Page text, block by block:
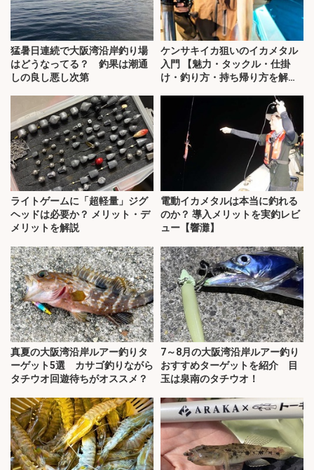
猛暑日連続で大阪湾沿岸釣り場
はどうなってる？ 釣果は潮通
しの良し悪し次第
ケンサキイカ狙いのイカメタル
入門 【魅力・タックル・仕掛
け・釣り方・持ち帰り方を解
ライトゲームに「超軽量」ジグ
ヘッドは必要か？ メリット・デ
メリットを解説
電動イカメタルは本当に釣れる
のか？ 導入メリットを実釣レビ
ュー【響灘】
真夏の大阪湾沿岸ルアー釣りタ
ーゲット5選 カサゴ釣りながら
タチウオ回遊待ちがオススメ？
7～8月の大阪湾沿岸ルアー釣り
おすすめターゲットを紹介 目
玉は泉南のタチウオ！